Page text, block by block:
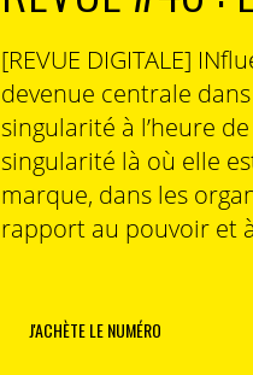
[REVUE DIGITALE]
devenue centrale
singularité à l’heure
singularité là où elle
marque, dans les
rapport au pouvoir et
J'ACHÈTE LE NUMÉRO